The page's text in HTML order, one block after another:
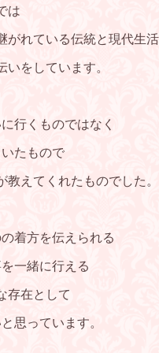
は
がれている伝統と現代生
をしています。
行くものではなく
たもので
えてくれたものでした。
着方を伝えられる
一緒に行える
存在として
思っています。